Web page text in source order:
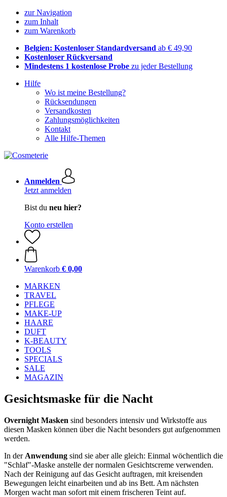
zur Navigation
zum Inhalt
zum Warenkorb
Belgien: Kostenloser Standardversand ab € 49,90
Kostenloser Rückversand
Mindestens 1 kostenlose Probe zu jeder Bestellung
Hilfe
Wo ist meine Bestellung?
Rücksendungen
Versandkosten
Zahlungsmöglichkeiten
Kontakt
Alle Hilfe-Themen
Anmelden
Jetzt anmelden
Bist du neu hier?
Konto erstellen
Warenkorb € 0,00
MARKEN
TRAVEL
PFLEGE
MAKE-UP
HAARE
DUFT
K-BEAUTY
TOOLS
SPECIALS
SALE
MAGAZIN
Gesichtsmaske für die Nacht
Overnight Masken sind besonders intensiv und Wirkstoffe aus
diesen Masken können über die Nacht besonders gut aufgenommen
werden.
In der Anwendung sind sie aber alle gleich: Einmal wöchentlich die
"Schlaf"-Maske anstelle der normalen Gesichtscreme verwenden.
Nach der Reinigung auf das Gesicht auftragen, mit kreisenden
Bewegungen leicht einarbeiten und ab ins Bett. Am nächsten
Morgen wacht man sofort mit einem frischeren Teint auf.